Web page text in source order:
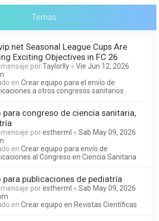
Temas
Seasonal League Cups Are
Exciting Objectives in FC 26
porTaylorlly « Vie Jun 12, 2026
en Crear equipo para el envío de
a otros congresos sanitarios
para congreso de ciencia sanitaria,
porestherml « Sab May 09, 2026
en Crear equipo para envío de
al Congreso en Ciencia Sanitaria
para publicaciones de pediatría
porestherml « Sab May 09, 2026
en Crear equipo en Revistas Científicas